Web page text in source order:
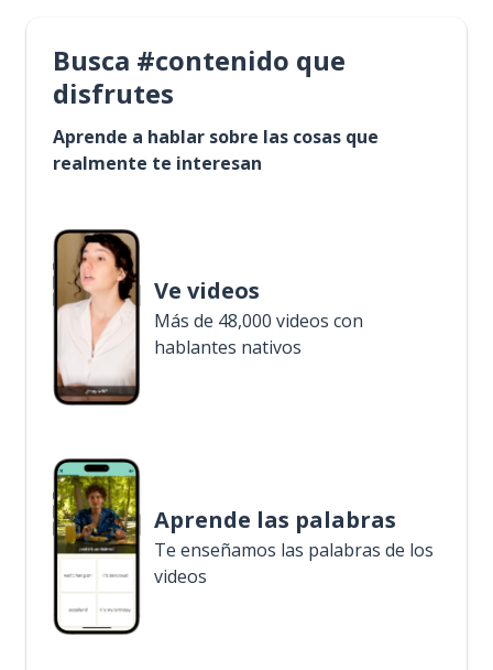
Busca #contenido que
disfrutes
Aprende a hablar sobre las cosas que
realmente te interesan
Ve videos
Más de 48,000 videos con
hablantes nativos
Aprende las palabras
Te enseñamos las palabras de los
videos